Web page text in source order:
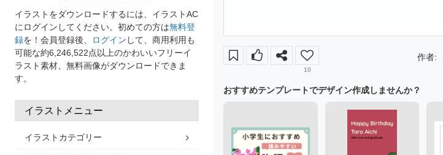
イラストをダウンロードするには、イラストAC
にログインしてください。初めての方は無料登
録を！会員登録後、 ログイン して、商用利用も
可能な約6,246,522点以上のかわいいフリーイ
ラスト素材、無料画像がダウンロードできま
す。
イラストメニュー
イラストカテゴリー
10
作者:
おすすめテンプレートでデザイン作成しませんか？